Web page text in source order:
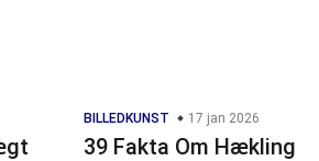
BILLEDKUNST 17 jan 2026
39 Fakta Om Hækling